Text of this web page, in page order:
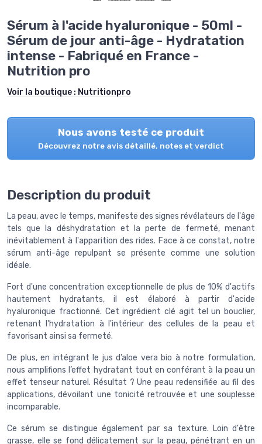
Sérum à l'acide hyaluronique - 50ml -
Sérum de jour anti-âge - Hydratation
intense - Fabriqué en France -
Nutrition pro
Voir la boutique : Nutritionpro
Nous avons testé ce produit
Découvrez notre avis détaillé, notes et verdict
Description du produit
La peau, avec le temps, manifeste des signes révélateurs de l'âge
tels que la déshydratation et la perte de fermeté, menant
inévitablement à l'apparition des rides. Face à ce constat, notre
sérum anti-âge repulpant se présente comme une solution
idéale.
Fort d'une concentration exceptionnelle de plus de 10% d'actifs
hautement hydratants, il est élaboré à partir d'acide
hyaluronique fractionné. Cet ingrédient clé agit tel un bouclier,
retenant l'hydratation à l'intérieur des cellules de la peau et
favorisant ainsi sa fermeté.
De plus, en intégrant le jus d’aloe vera bio à notre formulation,
nous amplifions l’effet hydratant tout en conférant à la peau un
effet tenseur naturel. Résultat ? Une peau redensifiée au fil des
applications, dévoilant une tonicité retrouvée et une souplesse
incomparable.
Ce sérum se distingue également par sa texture. Loin d'être
grasse, elle se fond délicatement sur la peau, pénétrant en un